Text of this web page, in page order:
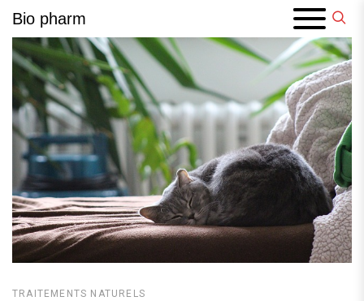
Skip
content
Bio pharm
TRAITEMENTS NATURELS